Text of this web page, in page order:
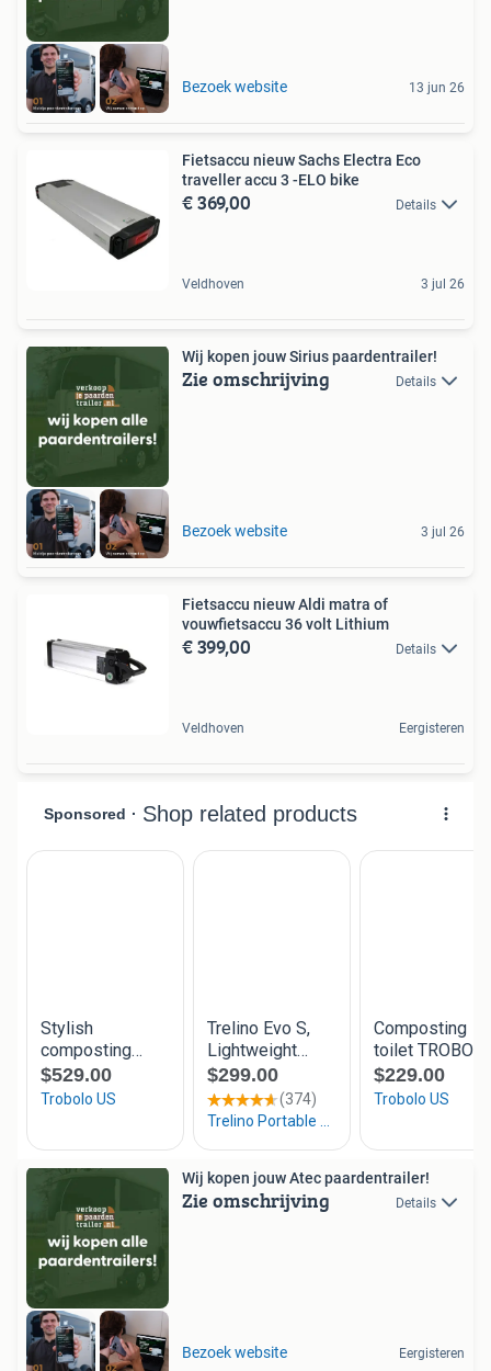
Bezoek website 13 jun 26
Fietsaccu nieuw Sachs Electra Eco
traveller accu 3 -ELO bike
€ 369,00 Details
Veldhoven 3 jul 26
Wij kopen jouw Sirius paardentrailer!
Zie omschrijving Details
Bezoek website 3 jul 26
Fietsaccu nieuw Aldi matra of
vouwfietsaccu 36 volt Lithium
€ 399,00 Details
Veldhoven Eergisteren
Wij kopen jouw Atec paardentrailer!
Zie omschrijving Details
Bezoek website Eergisteren